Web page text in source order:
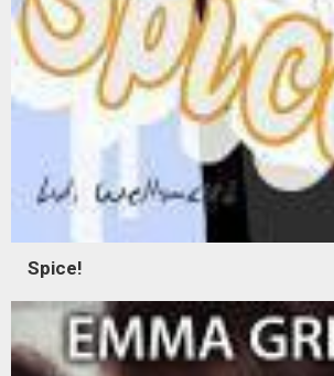
Spice!